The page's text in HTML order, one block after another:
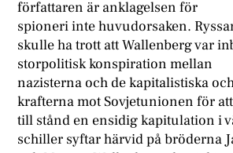
författaren är anklagelsen för
spioneri inte huvudorsaken.
skulle ha trott att Wallenberg var
storpolitisk konspiration mellan
nazisterna och de kapitalistiska
krafterna mot Sovjetunionen för
till stånd en ensidig kapitulation i
schiller syftar härvid på bröderna